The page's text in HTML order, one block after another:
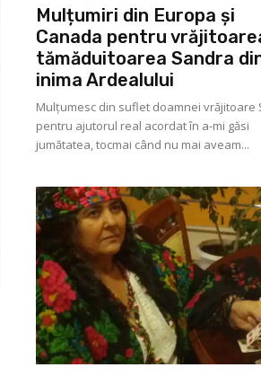
Mulțumiri din Europa și
Canada pentru
tămăduitoarea Sandra
inima Ardealului
Mulţumesc din suflet doamnei vrăjitoare
pentru ajutorul real acordat în a-mi găsi
jumătatea, tocmai când nu mai aveam...